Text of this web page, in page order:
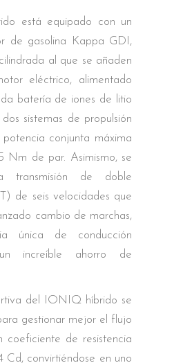
está equipado con un
de gasolina Kappa GDI,
al que se añaden
eléctrico, alimentado
batería de iones de litio
sistemas de propulsión
potencia conjunta máxima
Nm de par. Asimismo, se
transmisión de doble
de seis velocidades que
cambio de marchas,
única de conducción
increíble ahorro de
del IONIQ híbrido se
gestionar mejor el flujo
coeficiente de resistencia
Cd, convirtiéndose en uno